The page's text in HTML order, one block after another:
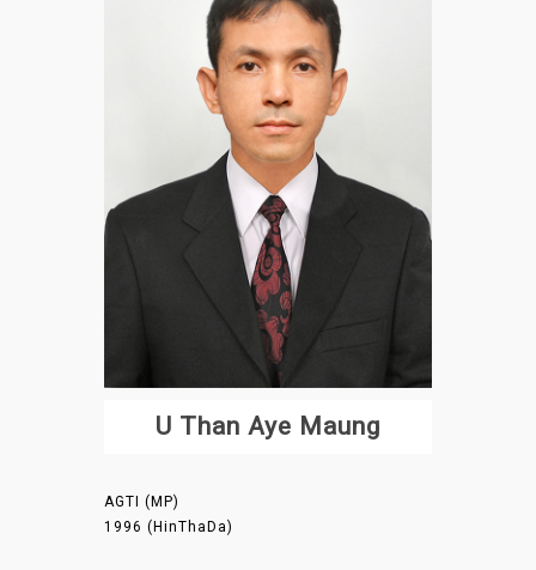
U Than Aye Maung
AGTI (MP)
1996 (HinThaDa)